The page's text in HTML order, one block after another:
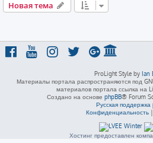
Новая тема
ProLight Style by Ian
Материалы портала распространяются под
материалов портала ссылка на
Создано на основе phpBB® Forum
Русская поддержка
Конфиденциальность |
Хостинг предоставлен